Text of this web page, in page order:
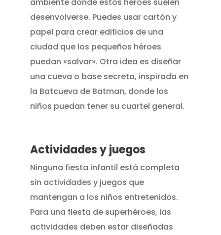
desenvolverse. Puedes usar cartón y
papel para crear edificios de una
ciudad que los pequeños héroes
puedan «salvar». Otra idea es diseñar
una cueva o base secreta, inspirada en
la Batcueva de Batman, donde los
niños puedan tener su cuartel general.
Actividades y juegos
Ninguna fiesta infantil está completa
sin actividades y juegos que
mantengan a los niños entretenidos.
Para una fiesta de superhéroes, las
actividades deben estar diseñadas